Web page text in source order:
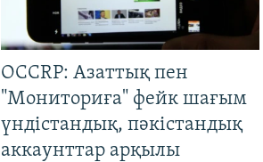
OCCRP: Азаттық пен
"Мониториға" фейк шағым
үндістандық, пәкістандық
аккаунттар арқылы